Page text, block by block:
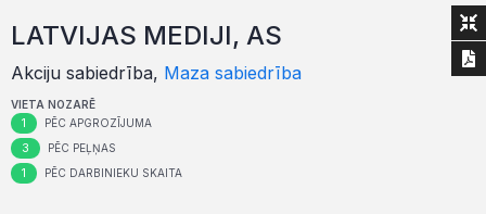
LATVIJAS MEDIJI, AS
Akciju sabiedrība, Maza sabiedrība
VIETA NOZARĒ
1 PĒC APGROZĪJUMA
3 PĒC PEĻŅAS
1 PĒC DARBINIEKU SKAITA